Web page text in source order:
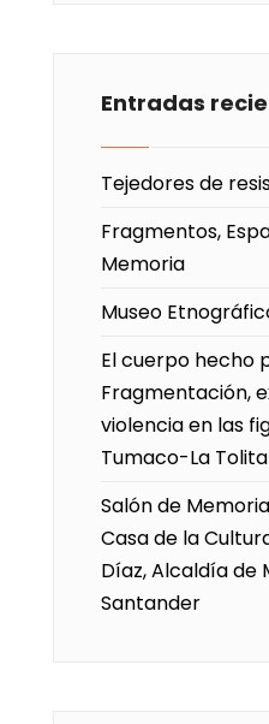
Entradas
Tejedores de
Fragmentos,
Memoria
Museo
El cuerpo hecho
Fragmentación,
violencia en las
Tumaco-La Tolita
Salón de
Casa de la
Díaz, Alcaldía de
Santander